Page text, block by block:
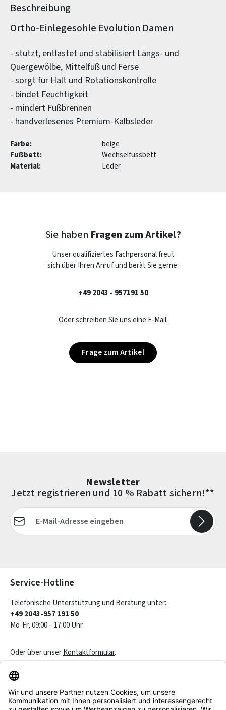
Beschreibung
Produktinformationen
Ortho-Einlegesohle Evolution Damen
- stützt, entlastet und stabilisiert Längs- und
Quergewölbe, Mittelfuß und Ferse
- sorgt für Halt und Rotationskontrolle
- bindet Feuchtigkeit
- mindert Fußbrennen
- handverlesenes Premium-Kalbsleder
Farbe:
beige
Fußbett:
Wechselfussbett
Material:
Leder
Sie haben Fragen zum Artikel?
Unser qualifiziertes Fachpersonal freut
sich über Ihren Anruf und berät Sie gerne:
+49 2043 - 957191 50
Oder schreiben Sie uns eine E-Mail:
Frage zum Artikel
Newsletter
Jetzt registrieren und 10 % Rabatt sichern!**
E-Mail-Adresse*
Service-Hotline
Telefonische Unterstützung und Beratung unter:
+49 2043-957 191 50
Mo-Fr, 09:00 – 17:00 Uhr
Oder über unserKontaktformular.